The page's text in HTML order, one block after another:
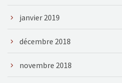
janvier 2019
décembre 2018
novembre 2018